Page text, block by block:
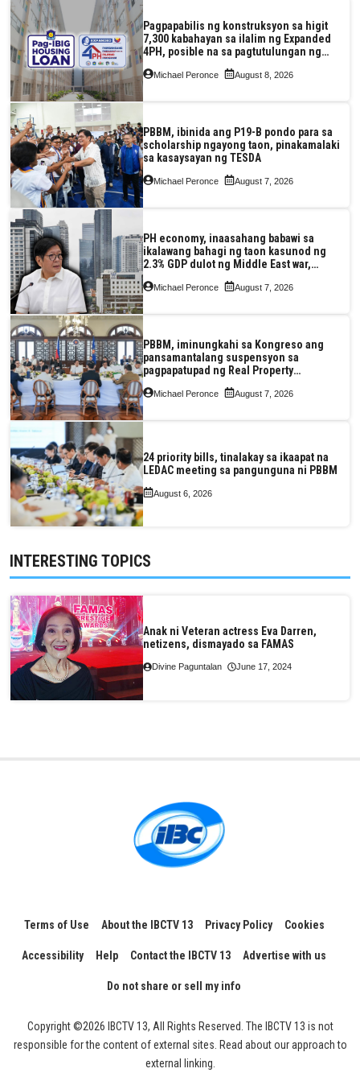
Pagpapabilis ng konstruksyon sa higit
7,300 kabahayan sa ilalim ng Expanded
4PH, posible na sa pagtutulungan ng
Pag-IBIG at P.A. Alvarez
Michael Peronce August 8, 2026
PBBM, ibinida ang P19-B pondo para sa
scholarship ngayong taon, pinakamalaki
sa kasaysayan ng TESDA
Michael Peronce August 7, 2026
PH economy, inaasahang babawi sa
ikalawang bahagi ng taon kasunod ng
2.3% GDP dulot ng Middle East war,
pagkaantala ng public construction
Michael Peronce August 7, 2026
PBBM, iminungkahi sa Kongreso ang
pansamantalang suspensyon sa
pagpapatupad ng Real Property
Valuation and Assessment Reform Act
Michael Peronce August 7, 2026
24 priority bills, tinalakay sa ikaapat na
LEDAC meeting sa pangunguna ni PBBM
August 6, 2026
INTERESTING TOPICS
Anak ni Veteran actress Eva Darren,
netizens, dismayado sa FAMAS
Divine Paguntalan June 17, 2024
Terms of Use About the IBCTV 13 Privacy Policy Cookies
Accessibility Help Contact the IBCTV 13 Advertise with us
Do not share or sell my info
Copyright ©2026 IBCTV 13, All Rights Reserved. The IBCTV 13 is not
responsible for the content of external sites. Read about our approach to
external linking.